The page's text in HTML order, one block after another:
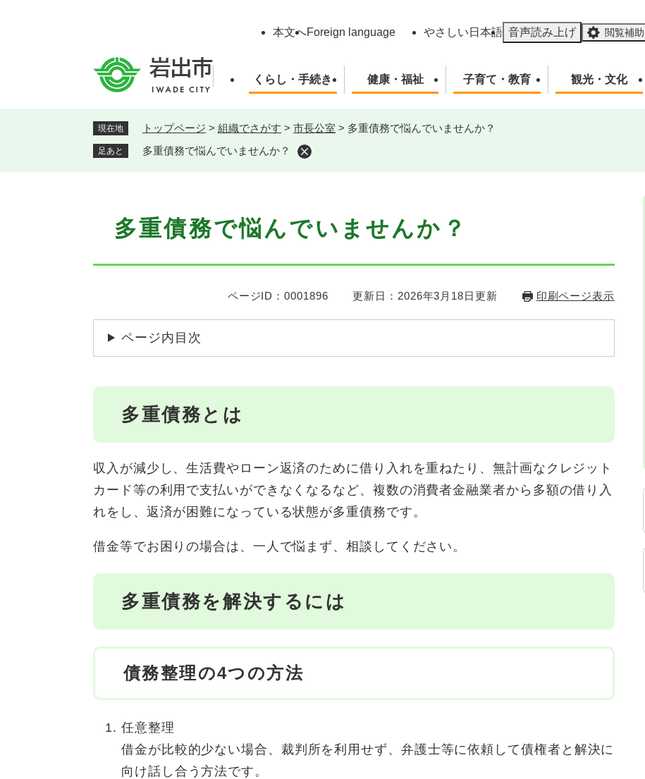
本文へForeign language やさしい日本語 音声読み上げ 閲覧補助
くらし・手続き 健康・福祉 子育て・教育 観光・文化
現在地 トップページ > 組織でさがす > 市長公室 > 多重債務で悩んでいませんか？
足あと 多重債務で悩んでいませんか？
多重債務で悩んでいませんか？
ページID：0001896 更新日：2026年3月18日更新 印刷ページ表示
ページ内目次
多重債務とは
収入が減少し、生活費やローン返済のために借り入れを重ねたり、無計画なクレジット
カード等の利用で支払いができなくなるなど、複数の消費者金融業者から多額の借り入
れをし、返済が困難になっている状態が多重債務です。
借金等でお困りの場合は、一人で悩まず、相談してください。
多重債務を解決するには
債務整理の4つの方法
任意整理
借金が比較的少ない場合、裁判所を利用せず、弁護士等に依頼して債権者と解決に
向け話し合う方法です。